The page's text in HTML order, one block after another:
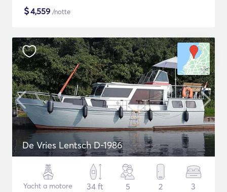
$4,559 /notte
De Vries Lentsch D-1986
Yacht a motore
34 ft
5 2 3